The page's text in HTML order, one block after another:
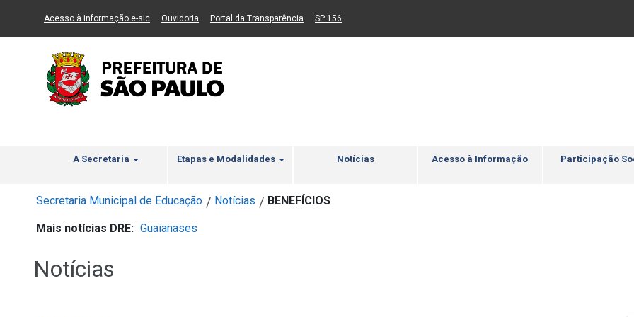
Ir ao Conteúdo Ir para menu principal 2 Ir para busca Ir para rodapé
Acesso à informação e-sic(Link para um novo sítio)
Ouvidoria (Link para um novo sítio)
Portal da Transparência (Link para um novo sítio)
SP 156
A Secretaria Etapas e Modalidades Notícias Acesso à Informação Participação
Secretaria Municipal de Educação / Notícias / BENEFÍCIOS
Mais notícias DRE: Guaianases
Notícias